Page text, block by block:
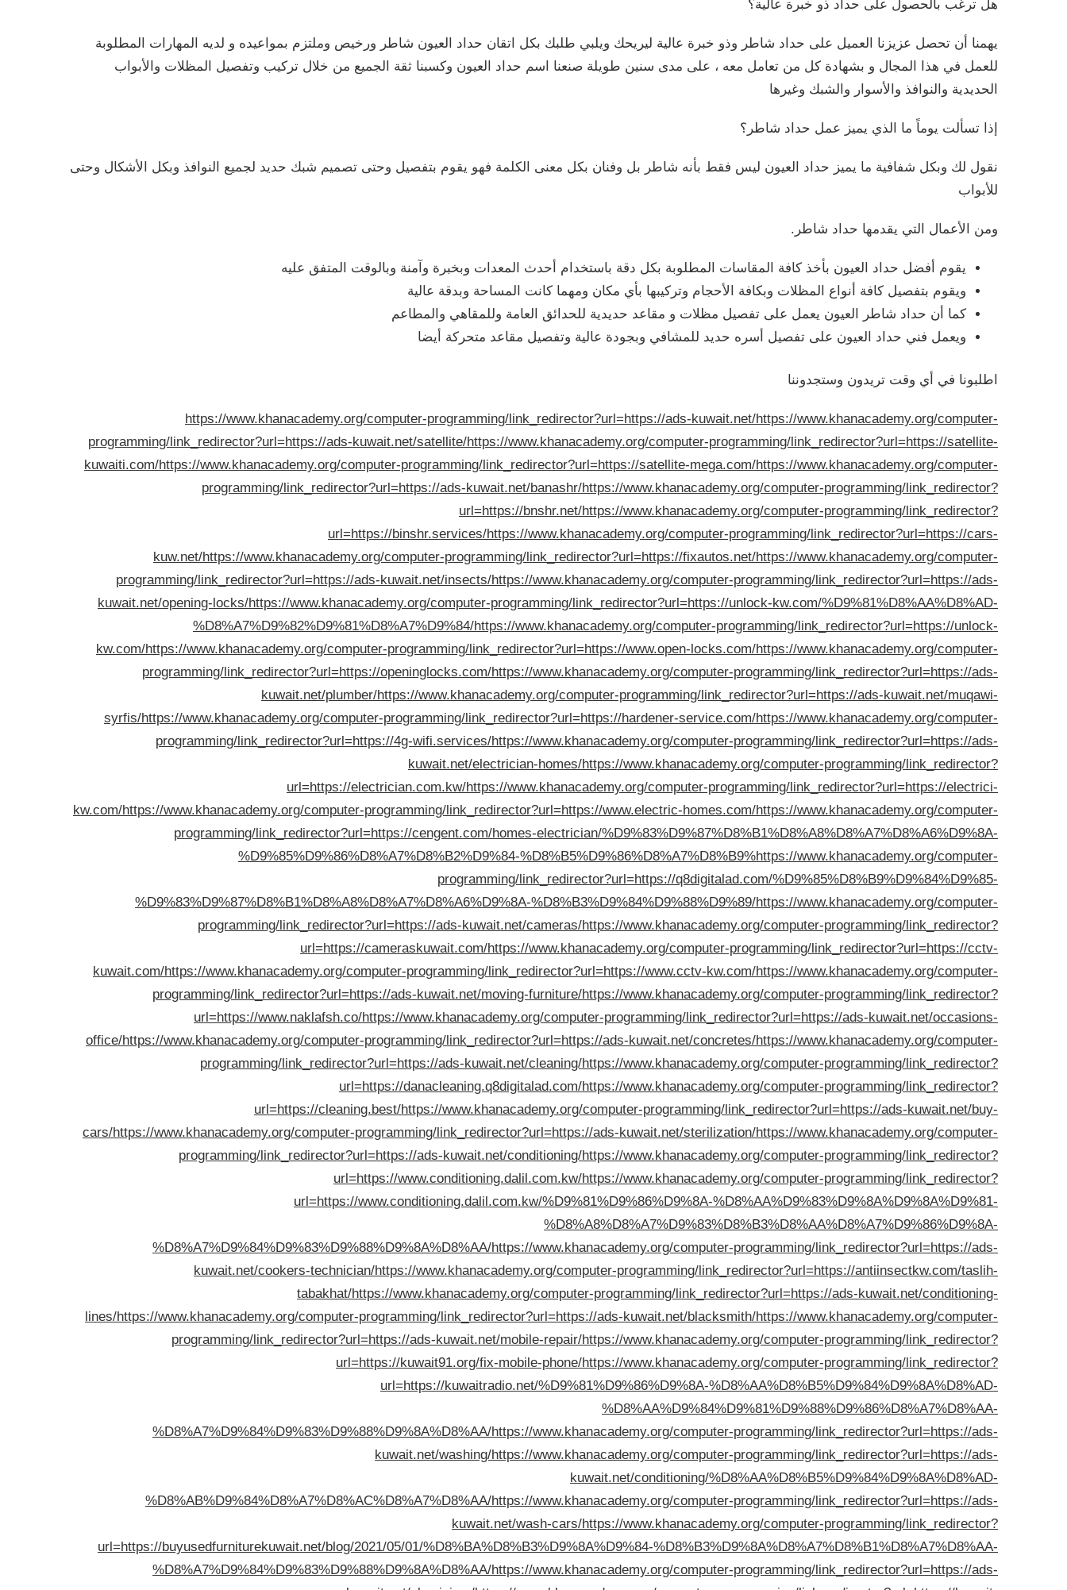
هل ترغب بالحصول على حداد ذو خبرة عالية؟
يهمنا أن تحصل عزيزنا العميل على حداد شاطر وذو خبرة عالية ليريحك ويلبي طلبك بكل اتقان حداد العيون شاطر ورخيص وملتزم بمواعيده و لديه المهارات المطلوبة
للعمل في هذا المجال و بشهادة كل من تعامل معه ، على مدى سنين طويلة صنعنا اسم حداد العيون وكسبنا ثقة الجميع من خلال تركيب وتفصيل المظلات والأبواب
الحديدية والنوافذ والأسوار والشبك وغيرها
إذا تسألت يوماً ما الذي يميز عمل حداد شاطر؟
نقول لك وبكل شفافية ما يميز حداد العيون ليس فقط بأنه شاطر بل وفنان بكل معنى الكلمة فهو يقوم بتفصيل وحتى تصميم شبك حديد لجميع النوافذ وبكل الأشكال وحتى
للأبواب
ومن الأعمال التي يقدمها حداد شاطر.
يقوم أفضل حداد العيون بأخذ كافة المقاسات المطلوبة بكل دقة باستخدام أحدث المعدات وبخبرة وآمنة وبالوقت المتفق عليه
ويقوم بتفصيل كافة أنواع المظلات وبكافة الأحجام وتركيبها بأي مكان ومهما كانت المساحة وبدقة عالية
كما أن حداد شاطر العيون يعمل على تفصيل مظلات و مقاعد حديدية للحدائق العامة وللمقاهي والمطاعم
ويعمل فني حداد العيون على تفصيل أسره حديد للمشافي وبجودة عالية وتفصيل مقاعد متحركة أيضا
اطلبونا في أي وقت تريدون وستجدوننا
https://www.khanacademy.org/computer-programming/link_redirector?url=https://ads-kuwait.net/https://www.khanacademy.org/computer-
programming/link_redirector?url=https://ads-kuwait.net/satellite/https://www.khanacademy.org/computer-programming/link_redirector?url=https://satellite-
kuwaiti.com/https://www.khanacademy.org/computer-programming/link_redirector?url=https://satellite-mega.com/https://www.khanacademy.org/computer-
programming/link_redirector?url=https://ads-kuwait.net/banashr/https://www.khanacademy.org/computer-programming/link_redirector?
url=https://bnshr.net/https://www.khanacademy.org/computer-programming/link_redirector?
url=https://binshr.services/https://www.khanacademy.org/computer-programming/link_redirector?url=https://cars-
kuw.net/https://www.khanacademy.org/computer-programming/link_redirector?url=https://fixautos.net/https://www.khanacademy.org/computer-
programming/link_redirector?url=https://ads-kuwait.net/insects/https://www.khanacademy.org/computer-programming/link_redirector?url=https://ads-
kuwait.net/opening-locks/https://www.khanacademy.org/computer-programming/link_redirector?url=https://unlock-kw.com/%D9%81%D8%AA%D8%AD-
%D8%A7%D9%82%D9%81%D8%A7%D9%84/https://www.khanacademy.org/computer-programming/link_redirector?url=https://unlock-
kw.com/https://www.khanacademy.org/computer-programming/link_redirector?url=https://www.open-locks.com/https://www.khanacademy.org/computer-
programming/link_redirector?url=https://openinglocks.com/https://www.khanacademy.org/computer-programming/link_redirector?url=https://ads-
kuwait.net/plumber/https://www.khanacademy.org/computer-programming/link_redirector?url=https://ads-kuwait.net/muqawi-
syrfis/https://www.khanacademy.org/computer-programming/link_redirector?url=https://hardener-service.com/https://www.khanacademy.org/computer-
programming/link_redirector?url=https://4g-wifi.services/https://www.khanacademy.org/computer-programming/link_redirector?url=https://ads-
kuwait.net/electrician-homes/https://www.khanacademy.org/computer-programming/link_redirector?
url=https://electrician.com.kw/https://www.khanacademy.org/computer-programming/link_redirector?url=https://electrici-
kw.com/https://www.khanacademy.org/computer-programming/link_redirector?url=https://www.electric-homes.com/https://www.khanacademy.org/computer-
programming/link_redirector?url=https://cengent.com/homes-electrician/%D9%83%D9%87%D8%B1%D8%A8%D8%A7%D8%A6%D9%8A-
%D9%85%D9%86%D8%A7%D8%B2%D9%84-%D8%B5%D9%86%D8%A7%D8%B9%https://www.khanacademy.org/computer-
programming/link_redirector?url=https://q8digitalad.com/%D9%85%D8%B9%D9%84%D9%85-
%D9%83%D9%87%D8%B1%D8%A8%D8%A7%D8%A6%D9%8A-%D8%B3%D9%84%D9%88%D9%89/https://www.khanacademy.org/computer-
programming/link_redirector?url=https://ads-kuwait.net/cameras/https://www.khanacademy.org/computer-programming/link_redirector?
url=https://cameraskuwait.com/https://www.khanacademy.org/computer-programming/link_redirector?url=https://cctv-
kuwait.com/https://www.khanacademy.org/computer-programming/link_redirector?url=https://www.cctv-kw.com/https://www.khanacademy.org/computer-
programming/link_redirector?url=https://ads-kuwait.net/moving-furniture/https://www.khanacademy.org/computer-programming/link_redirector?
url=https://www.naklafsh.co/https://www.khanacademy.org/computer-programming/link_redirector?url=https://ads-kuwait.net/occasions-
office/https://www.khanacademy.org/computer-programming/link_redirector?url=https://ads-kuwait.net/concretes/https://www.khanacademy.org/computer-
programming/link_redirector?url=https://ads-kuwait.net/cleaning/https://www.khanacademy.org/computer-programming/link_redirector?
url=https://danacleaning.q8digitalad.com/https://www.khanacademy.org/computer-programming/link_redirector?
url=https://cleaning.best/https://www.khanacademy.org/computer-programming/link_redirector?url=https://ads-kuwait.net/buy-
cars/https://www.khanacademy.org/computer-programming/link_redirector?url=https://ads-kuwait.net/sterilization/https://www.khanacademy.org/computer-
programming/link_redirector?url=https://ads-kuwait.net/conditioning/https://www.khanacademy.org/computer-programming/link_redirector?
url=https://www.conditioning.dalil.com.kw/https://www.khanacademy.org/computer-programming/link_redirector?
url=https://www.conditioning.dalil.com.kw/%D9%81%D9%86%D9%8A-%D8%AA%D9%83%D9%8A%D9%8A%D9%81-
%D8%A8%D8%A7%D9%83%D8%B3%D8%AA%D8%A7%D9%86%D9%8A-
%D8%A7%D9%84%D9%83%D9%88%D9%8A%D8%AA/https://www.khanacademy.org/computer-programming/link_redirector?url=https://ads-
kuwait.net/cookers-technician/https://www.khanacademy.org/computer-programming/link_redirector?url=https://antiinsectkw.com/taslih-
tabakhat/https://www.khanacademy.org/computer-programming/link_redirector?url=https://ads-kuwait.net/conditioning-
lines/https://www.khanacademy.org/computer-programming/link_redirector?url=https://ads-kuwait.net/blacksmith/https://www.khanacademy.org/computer-
programming/link_redirector?url=https://ads-kuwait.net/mobile-repair/https://www.khanacademy.org/computer-programming/link_redirector?
url=https://kuwait91.org/fix-mobile-phone/https://www.khanacademy.org/computer-programming/link_redirector?
url=https://kuwaitradio.net/%D9%81%D9%86%D9%8A-%D8%AA%D8%B5%D9%84%D9%8A%D8%AD-
%D8%AA%D9%84%D9%81%D9%88%D9%86%D8%A7%D8%AA-
%D8%A7%D9%84%D9%83%D9%88%D9%8A%D8%AA/https://www.khanacademy.org/computer-programming/link_redirector?url=https://ads-
kuwait.net/washing/https://www.khanacademy.org/computer-programming/link_redirector?url=https://ads-
kuwait.net/conditioning/%D8%AA%D8%B5%D9%84%D9%8A%D8%AD-
%D8%AB%D9%84%D8%A7%D8%AC%D8%A7%D8%AA/https://www.khanacademy.org/computer-programming/link_redirector?url=https://ads-
kuwait.net/wash-cars/https://www.khanacademy.org/computer-programming/link_redirector?
url=https://buyusedfurniturekuwait.net/blog/2021/05/01/%D8%BA%D8%B3%D9%8A%D9%84-%D8%B3%D9%8A%D8%A7%D8%B1%D8%A7%D8%AA-
%D8%A7%D9%84%D9%83%D9%88%D9%8A%D8%AA/https://www.khanacademy.org/computer-programming/link_redirector?url=https://ads-